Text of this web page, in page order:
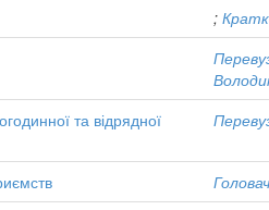
;
та відрядної